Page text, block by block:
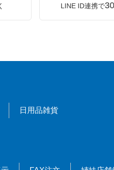
LINE ID連携で
日用品雑貨